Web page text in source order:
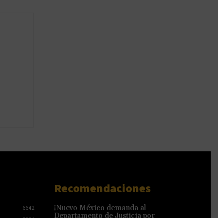
6642
Recomendaciones
¡Nuevo México demanda al
Departamento de Justicia por